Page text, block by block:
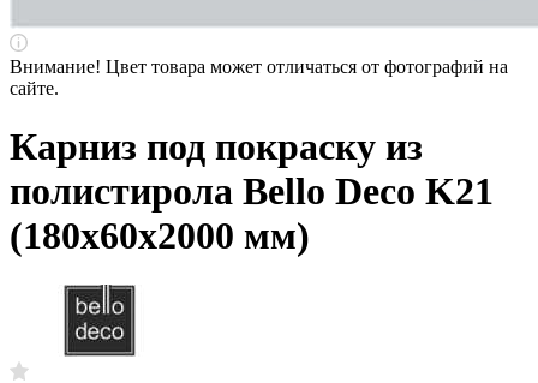
Внимание! Цвет товара может отличаться от фотографий на
сайте.
Карниз под покраску из
полистирола Bello Deco K21
(180х60х2000 мм)